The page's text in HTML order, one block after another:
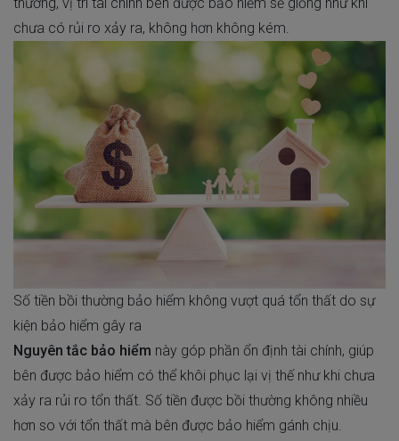
chưa có rủi ro xảy ra, không hơn không kém.
Số tiền bồi thường bảo hiểm không vượt quá tổn thất do sự
kiện bảo hiểm gây ra
Nguyên tắc bảo hiểm này góp phần ổn định tài chính, giúp
bên được bảo hiểm có thể khôi phục lại vị thế như khi chưa
xảy ra rủi ro tổn thất. Số tiền được bồi thường không nhiều
hơn so với tổn thất mà bên được bảo hiểm gánh chịu.